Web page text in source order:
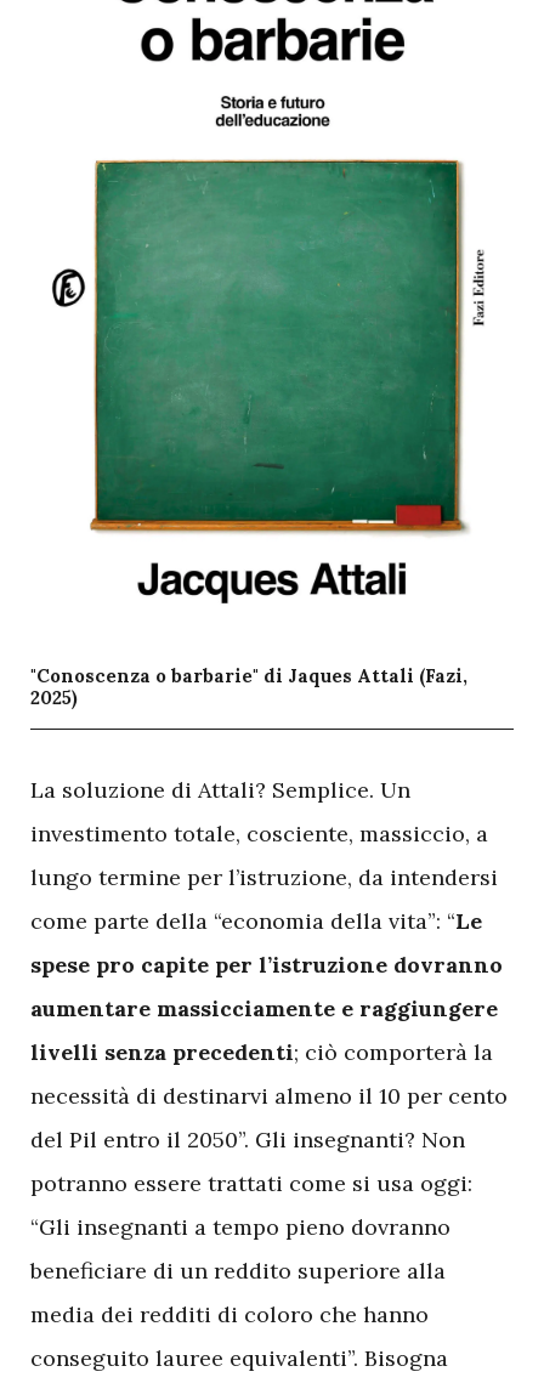
"Conoscenza o barbarie" di Jaques Attali (Fazi,
2025)
La soluzione di Attali? Semplice. Un
investimento totale, cosciente, massiccio, a
lungo termine per l’istruzione, da intendersi
come parte della “economia della vita”: “Le
spese pro capite per l’istruzione dovranno
aumentare massicciamente e raggiungere
livelli senza precedenti; ciò comporterà la
necessità di destinarvi almeno il 10 per cento
del Pil entro il 2050”. Gli insegnanti? Non
potranno essere trattati come si usa oggi:
“Gli insegnanti a tempo pieno dovranno
beneficiare di un reddito superiore alla
media dei redditi di coloro che hanno
conseguito lauree equivalenti”. Bisogna